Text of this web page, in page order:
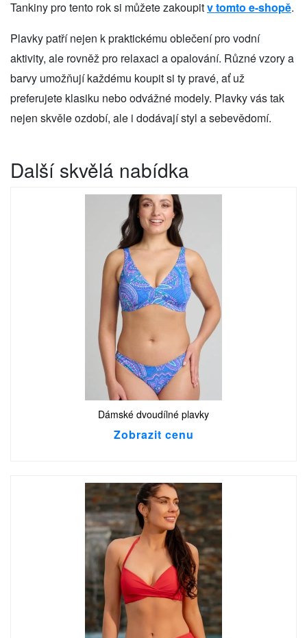
Tankiny pro tento rok si můžete zakoupitv tomto e-shopě.
Plavky patří nejen k praktickému oblečení pro vodní
aktivity, ale rovněž pro relaxaci a opalování. Různé vzory a
barvy umožňují každému koupit si ty pravé, ať už
preferujete klasiku nebo odvážné modely. Plavky vás tak
nejen skvěle ozdobí, ale i dodávají styl a sebevědomí.
Další skvělá nabídka
Dámské dvoudílné plavky
Zobrazit cenu